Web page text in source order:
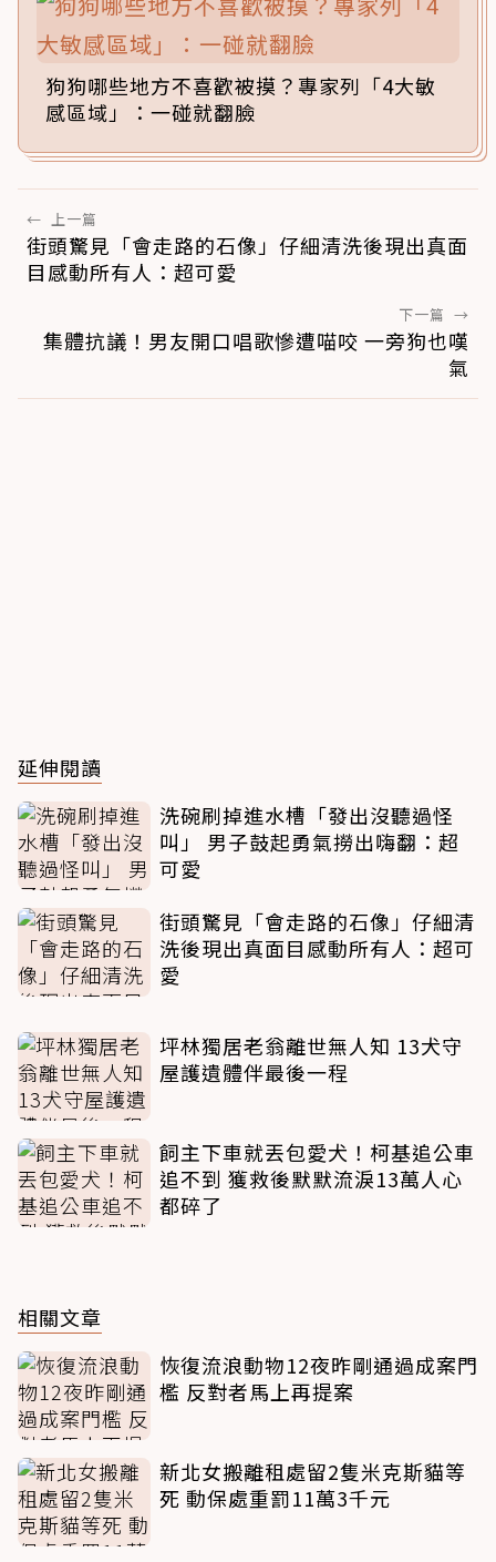
狗狗哪些地方不喜歡被摸？專家列「4大敏
感區域」：一碰就翻臉
← 上一篇
街頭驚見「會走路的石像」仔細清洗後現出真面
目感動所有人：超可愛
下一篇 →
集體抗議！男友開口唱歌慘遭喵咬 一旁狗也嘆
氣
延伸閱讀
洗碗刷掉進水槽「發出沒聽過怪
叫」 男子鼓起勇氣撈出嗨翻：超
可愛
街頭驚見「會走路的石像」仔細清
洗後現出真面目感動所有人：超可
愛
坪林獨居老翁離世無人知 13犬守
屋護遺體伴最後一程
飼主下車就丟包愛犬！柯基追公車
追不到 獲救後默默流淚13萬人心
都碎了
相關文章
恢復流浪動物12夜昨剛通過成案門
檻 反對者馬上再提案
新北女搬離租處留2隻米克斯貓等
死 動保處重罰11萬3千元